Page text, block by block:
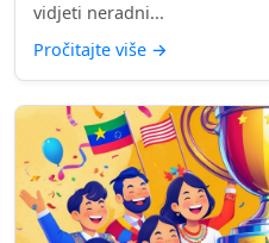
vidjeti neradni...
Pročitajte više →